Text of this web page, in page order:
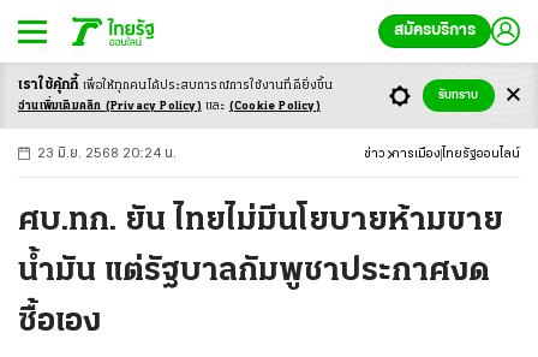
สมัครบริการ
-ก ก ก+
23 มิ.ย. 2568 20:24 น. ข่าว การเมือง ไทยรัฐออนไลน์
ศบ.ทก. ยัน ไทยไม่มีนโยบายห้ามขาย
น้ำมัน แต่รัฐบาลกัมพูชาประกาศงด
ซื้อเอง
เราใช้คุ้กกี้ เพื่อให้ทุกคนได้ประสบการณ์การใช้งานที่ดียิ่งขึ้น
อ่านเพิ่มเติมคลิก (Privacy Policy) และ (Cookie Policy)
รับทราบ